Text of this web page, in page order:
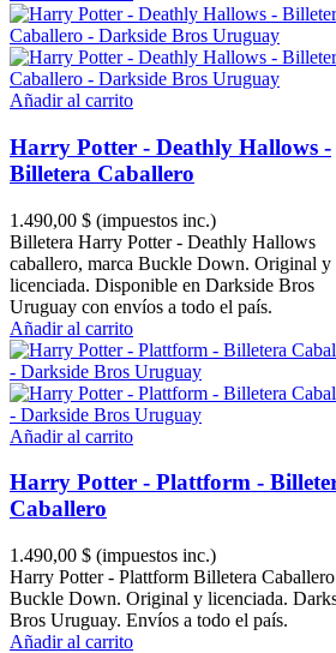
Añadir al carrito
Harry Potter - Deathly Hallows -
Billetera Caballero
1.490,00 $ (impuestos inc.)
Billetera Harry Potter - Deathly Hallows
caballero, marca Buckle Down. Original y
licenciada. Disponible en Darkside Bros
Uruguay con envíos a todo el país.
Añadir al carrito
Añadir al carrito
Harry Potter - Plattform -
Caballero
1.490,00 $ (impuestos inc.)
Harry Potter - Plattform Billetera
Buckle Down. Original y licenciada.
Bros Uruguay. Envíos a todo el país.
Añadir al carrito